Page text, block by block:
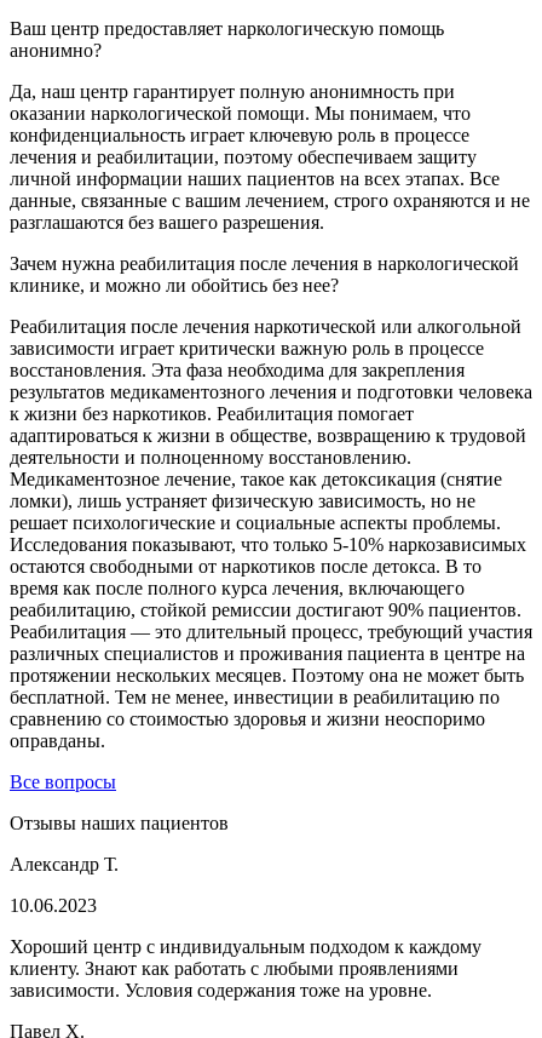
Ваш центр предоставляет наркологическую помощь
анонимно?
Да, наш центр гарантирует полную анонимность при
оказании наркологической помощи. Мы понимаем, что
конфиденциальность играет ключевую роль в процессе
лечения и реабилитации, поэтому обеспечиваем защиту
личной информации наших пациентов на всех этапах. Все
данные, связанные с вашим лечением, строго охраняются и не
разглашаются без вашего разрешения.
Зачем нужна реабилитация после лечения в наркологической
клинике, и можно ли обойтись без нее?
Реабилитация после лечения наркотической или алкогольной
зависимости играет критически важную роль в процессе
восстановления. Эта фаза необходима для закрепления
результатов медикаментозного лечения и подготовки человека
к жизни без наркотиков. Реабилитация помогает
адаптироваться к жизни в обществе, возвращению к трудовой
деятельности и полноценному восстановлению.
Медикаментозное лечение, такое как детоксикация (снятие
ломки), лишь устраняет физическую зависимость, но не
решает психологические и социальные аспекты проблемы.
Исследования показывают, что только 5-10% наркозависимых
остаются свободными от наркотиков после детокса. В то
время как после полного курса лечения, включающего
реабилитацию, стойкой ремиссии достигают 90% пациентов.
Реабилитация — это длительный процесс, требующий участия
различных специалистов и проживания пациента в центре на
протяжении нескольких месяцев. Поэтому она не может быть
бесплатной. Тем не менее, инвестиции в реабилитацию по
сравнению со стоимостью здоровья и жизни неоспоримо
оправданы.
Все вопросы
Отзывы наших пациентов
Александр Т.
10.06.2023
Хороший центр с индивидуальным подходом к каждому
клиенту. Знают как работать с любыми проявлениями
зависимости. Условия содержания тоже на уровне.
Павел Х.